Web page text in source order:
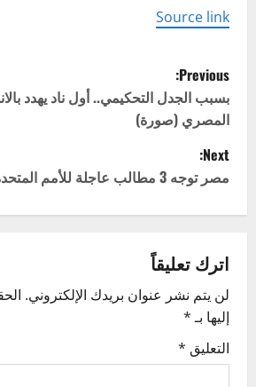
Source link
P
o
s
t
n
a
v
i
g
Previous:
بسبب الجدل التحكيمي.. أول ناد يهدد
المصري (صورة)
Next:
مصر توجه 3 مطالب عاجلة للأمم المتحدة
اترك تعليقاً
لن يتم نشر عنوان بريدك الإلكتروني.
إليها بـ*
التعليق *